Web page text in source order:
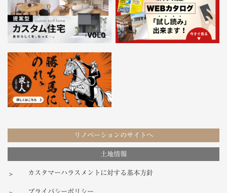
リノベーションのサイトへ
土地情報
カスタマーハラスメントに対する基本方針